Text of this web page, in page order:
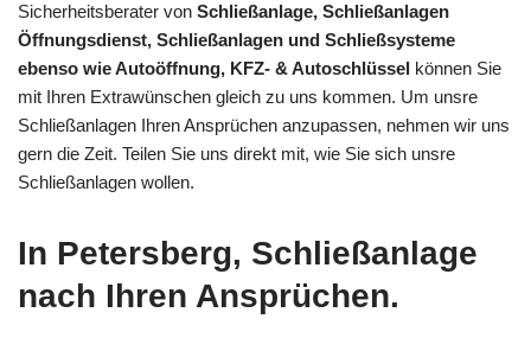
Sicherheitsberater von Schließanlage, Schließanlagen
Öffnungsdienst, Schließanlagen und Schließsysteme
ebenso wie Autoöffnung, KFZ- & Autoschlüssel können Sie
mit Ihren Extrawünschen gleich zu uns kommen. Um unsre
Schließanlagen Ihren Ansprüchen anzupassen, nehmen wir uns
gern die Zeit. Teilen Sie uns direkt mit, wie Sie sich unsre
Schließanlagen wollen.
In Petersberg, Schließanlage
nach Ihren Ansprüchen.